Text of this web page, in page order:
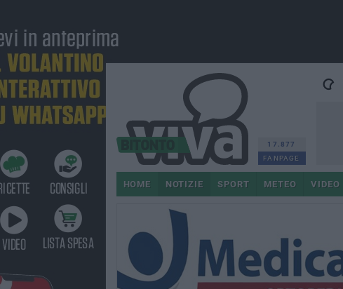
17.877
FANPAGE
HOME NOTIZIE SPORT METEO VIDEO